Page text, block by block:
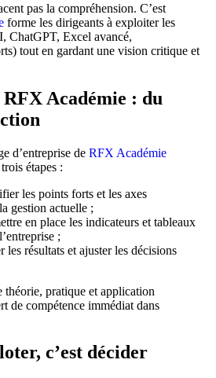
pas la compréhension. C’est
forme les dirigeants à exploiter les
ChatGPT, Excel avancé,
tout en gardant une vision critique et
Académie : du
d’entreprise de RFX Académie
étapes :
les points forts et les axes
gestion actuelle ;
en place les indicateurs et tableaux
;
les résultats et ajuster les décisions
pratique et application
de compétence immédiat dans
c’est décider